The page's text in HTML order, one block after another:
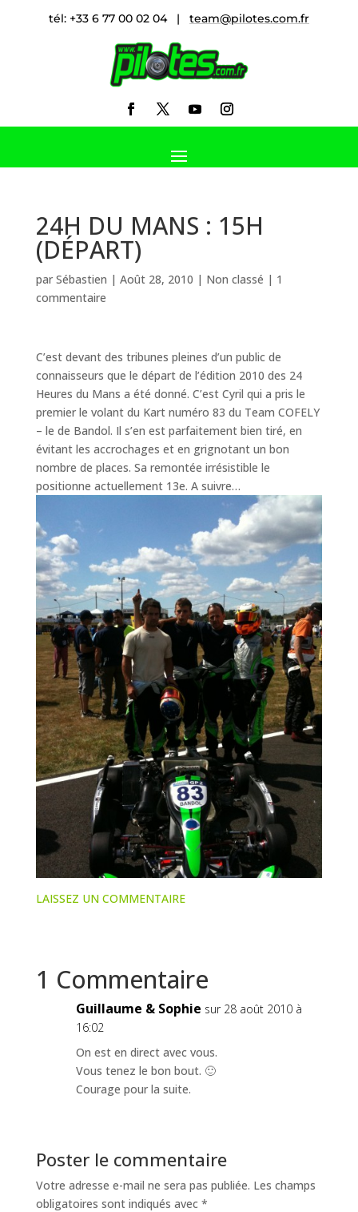
tél: +33 6 77 00 02 04 | team@pilotes.com.fr
24H DU MANS : 15H
(DÉPART)
par Sébastien | Août 28, 2010 | Non classé | 1
commentaire
C’est devant des tribunes pleines d’un public de
connaisseurs que le départ de l’édition 2010 des 24
Heures du Mans a été donné. C’est Cyril qui a pris le
premier le volant du Kart numéro 83 du Team COFELY
– le de Bandol. Il s’en est parfaitement bien tiré, en
évitant les accrochages et en grignotant un bon
nombre de places. Sa remontée irrésistible le
positionne actuellement 13e. A suivre…
LAISSEZ UN COMMENTAIRE
1 Commentaire
Guillaume & Sophie sur 28 août 2010 à
16:02
On est en direct avec vous.
Vous tenez le bon bout. 🙂
Courage pour la suite.
Poster le commentaire
Votre adresse e-mail ne sera pas publiée. Les champs
obligatoires sont indiqués avec *